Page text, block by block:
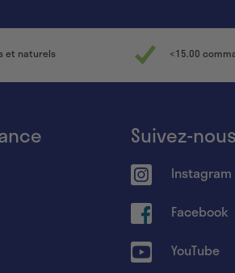
et naturels <15.00
Suivez-
Instagram
Facebook
YouTube